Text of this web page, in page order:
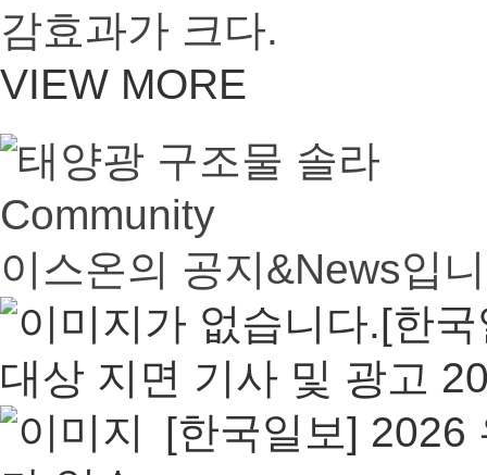
감효과가 크다.
VIEW MORE
Community
이스온의 공지&News입
[한
대상 지면 기사 및 광고
[한국일보] 2026